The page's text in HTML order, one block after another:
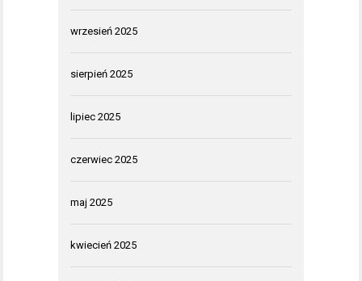
wrzesień 2025
sierpień 2025
lipiec 2025
czerwiec 2025
maj 2025
kwiecień 2025